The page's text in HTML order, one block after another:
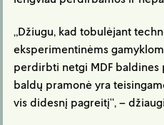
„Džiugu, kad tobulėjant
eksperimentinėms
perdirbti netgi MDF baldines
baldų pramonė yra
vis didesnį pagreitį“, –